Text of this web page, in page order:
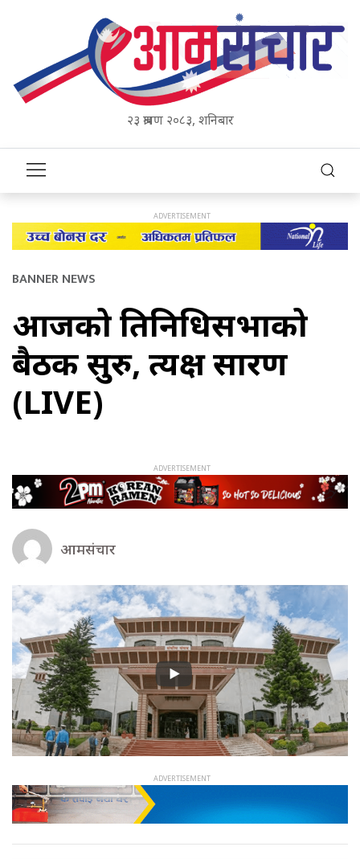
२३ श्रावण २०८३, शनिबार
BANNER NEWS
आजको प्रतिनिधिसभाको
बैठक सुरु, प्रत्यक्ष प्रसारण
(LIVE)
आमसंचार